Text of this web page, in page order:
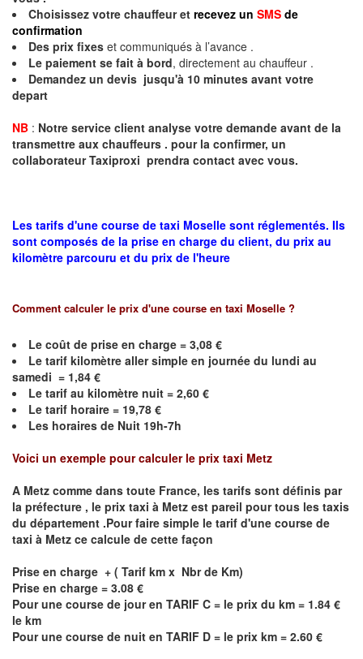
Choisissez votre chauffeur et recevez un SMS de
confirmation
Des prix fixes et communiqués à l’avance .
Le paiement se fait à bord, directement au chauffeur .
Demandez un devis jusqu'à 10 minutes avant votre
depart
NB : Notre service client analyse votre demande avant de la
transmettre aux chauffeurs . pour la confirmer, un
collaborateur Taxiproxi prendra contact avec vous.
Les tarifs d'une course de taxi Moselle sont réglementés. Ils
sont composés de la prise en charge du client, du prix au
kilomètre parcouru et du prix de l'heure
Comment calculer le prix d'une course en taxi Moselle ?
Le coût de prise en charge = 3,08 €
Le tarif kilomètre aller simple en journée du lundi au
samedi = 1,84 €
Le tarif au kilomètre nuit = 2,60 €
Le tarif horaire = 19,78 €
Les horaires de Nuit 19h-7h
Voici un exemple pour calculer le prix taxi Metz
A Metz comme dans toute France, les tarifs sont définis par
la préfecture , le prix taxi à Metz est pareil pour tous les taxis
du département .Pour faire simple le tarif d'une course de
taxi à Metz ce calcule de cette façon
Prise en charge + ( Tarif km x Nbr de Km)
Prise en charge = 3.08 €
Pour une course de jour en TARIF C = le prix du km = 1.84 €
le km
Pour une course de nuit en TARIF D = le prix km = 2.60 €